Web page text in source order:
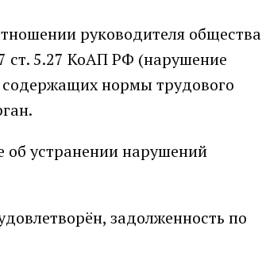
руководителя общества
ст. 5.27 КоАП РФ (нарушение
нормы трудового
об устранении нарушений
задолженность по